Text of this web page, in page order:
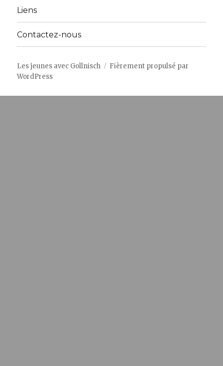
Liens
Contactez-nous
Les jeunes avec Gollnisch
Fièrement propulsé par
WordPress